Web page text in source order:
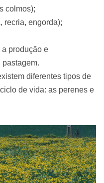
colmos);
recria, engorda);
produção e
diferentes tipos de
de vida: as perenes e